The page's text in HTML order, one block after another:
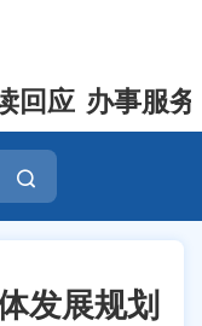
回应 办事服务
发展规划